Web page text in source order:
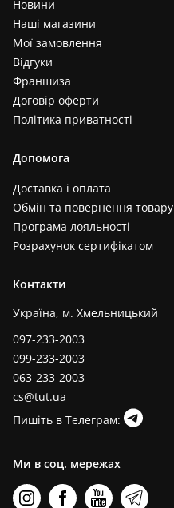
Новини
Наші магазини
Мої замовлення
Відгуки
Франшиза
Договір оферти
Політика приватності
Допомога
Доставка і оплата
Обмін та повернення товару
Програма лояльності
Розрахунок сертифікатом
Контакти
Україна, м. Хмельницький
097-233-2003
099-233-2003
063-233-2003
cs@tut.ua
Пишіть в Телеграм:
Ми в соц. мережах